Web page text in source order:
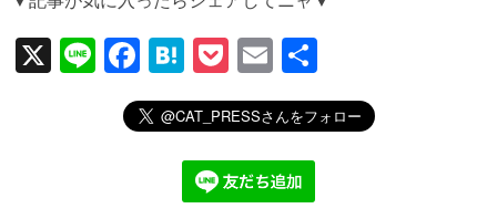
X
Li
F
a
c
H
at
e
n
a
P
o
ck
et
E
m
ail
有